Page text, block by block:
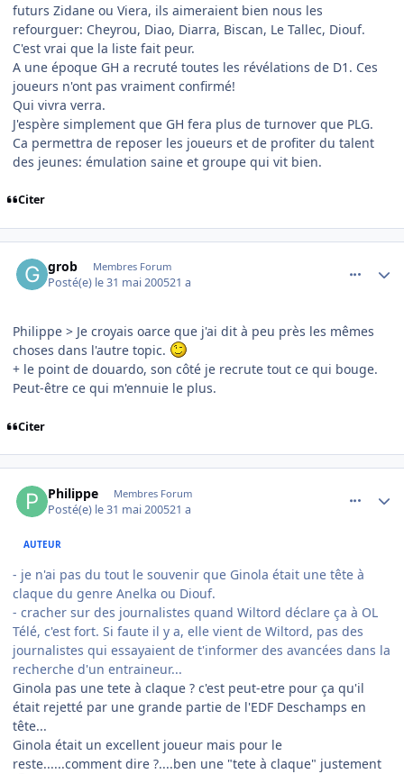
futurs Zidane ou Viera, ils aimeraient bien nous les
refourguer: Cheyrou, Diao, Diarra, Biscan, Le Tallec, Diouf.
C'est vrai que la liste fait peur.
A une époque GH a recruté toutes les révélations de D1. Ces
joueurs n'ont pas vraiment confirmé!
Qui vivra verra.
J'espère simplement que GH fera plus de turnover que PLG.
Ca permettra de reposer les joueurs et de profiter du talent
des jeunes: émulation saine et groupe qui vit bien.
Citer
grob Membres Forum
Posté(e) le 31 mai 200521 a
Philippe > Je croyais oarce que j'ai dit à peu près les mêmes
choses dans l'autre topic.
+ le point de douardo, son côté je recrute tout ce qui bouge.
Peut-être ce qui m'ennuie le plus.
Citer
Philippe Membres Forum
Posté(e) le 31 mai 200521 a
AUTEUR
- je n'ai pas du tout le souvenir que Ginola était une tête à
claque du genre Anelka ou Diouf.
- cracher sur des journalistes quand Wiltord déclare ça à OL
Télé, c'est fort. Si faute il y a, elle vient de Wiltord, pas des
journalistes qui essayaient de t'informer des avancées dans la
recherche d'un entraineur...
Ginola pas une tete à claque ? c'est peut-etre pour ça qu'il
était rejetté par une grande partie de l'EDF Deschamps en
tête...
Ginola était un excellent joueur mais pour le
reste......comment dire ?....ben une "tete à claque" justement